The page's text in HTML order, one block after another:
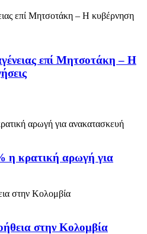
επί Μητσοτάκη – Η
η κρατική αρωγή για
στην Κολομβία